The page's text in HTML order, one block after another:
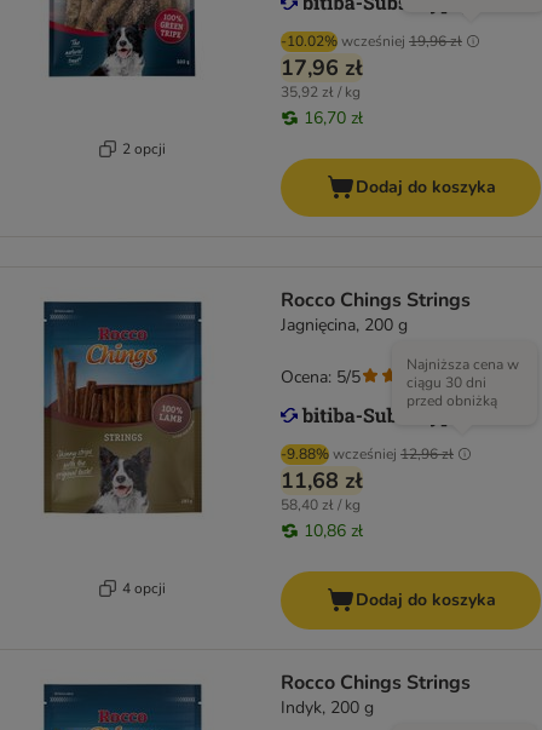
2 opcji
-10.02%wcześniej 19,96 zł
17,96 zł
35,92 zł / kg
16,70 zł
Dodaj do koszyka
4 opcji
Rocco Chings Strings
Jagnięcina, 200 g
-9.88%wcześniej 12,96 zł
Najniższa cena w
ciągu 30 dni
przed obniżką
11,68 zł
58,40 zł / kg
10,86 zł
Ocena: 5/5 ( 2)
Dodaj do koszyka
Rocco Chings Strings
Indyk, 200 g